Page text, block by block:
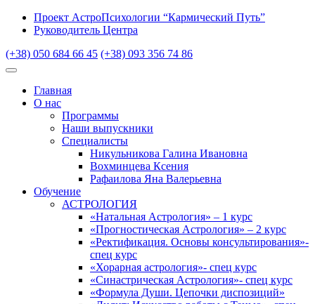
Проект АстроПсихологии “Кармический Путь”
Руководитель Центра
(+38) 050 684 66 45 (+38) 093 356 74 86
Главная
О нас
Программы
Наши выпускники
Специалисты
Никульникова Галина Ивановна
Вохминцева Ксения
Рафаилова Яна Валерьевна
Обучение
АСТРОЛОГИЯ
«Натальная Астрология» – 1 курс
«Прогностическая Астрология» – 2 курс
«Ректификация. Основы консультирования»-
спец курс
«Хорарная астрология»- спец курс
«Синастрическая Астрология»- спец курс
«Формула Души. Цепочки диспозиций»